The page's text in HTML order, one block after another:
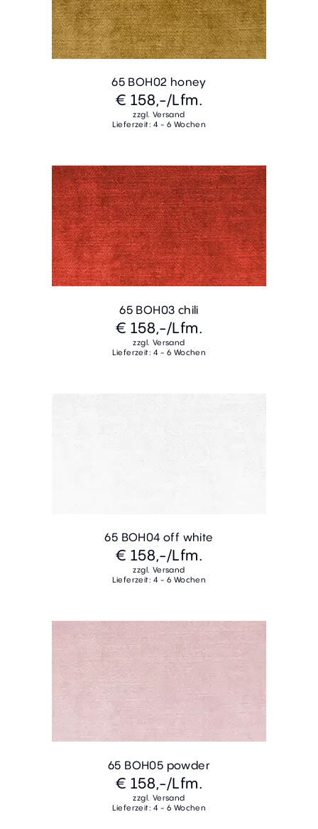
65 BOH02 honey
€ 158,-/Lfm.
zzgl. Versand
Lieferzeit: 4 - 6 Wochen
65 BOH03 chili
€ 158,-/Lfm.
zzgl. Versand
Lieferzeit: 4 - 6 Wochen
65 BOH04 off white
€ 158,-/Lfm.
zzgl. Versand
Lieferzeit: 4 - 6 Wochen
65 BOH05 powder
€ 158,-/Lfm.
zzgl. Versand
Lieferzeit: 4 - 6 Wochen